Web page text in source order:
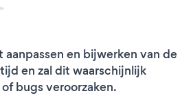
en bijwerken van de
en zal dit waarschijnlijk
bugs veroorzaken.